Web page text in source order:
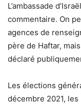
L’ambassade
commentaire. On
agences de
père de Haftar,
déclaré
Les élections
décembre 2021,